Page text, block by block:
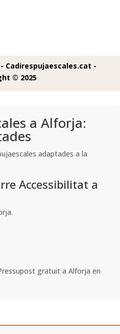
Cadirespujaescales.cat -
© 2025
a Alforja:
adaptades a la
Accessibilitat a
gratuit a Alforja en